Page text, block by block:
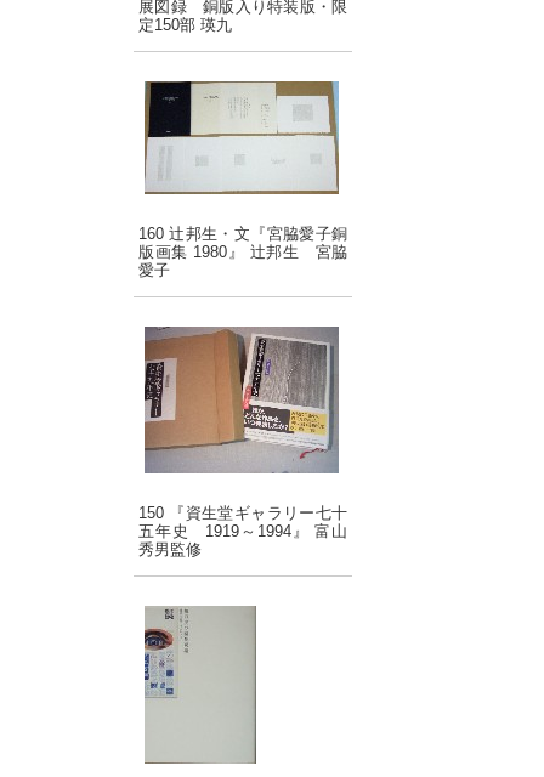
展図録 銅版入り特装版・限
定150部 瑛九
160 辻邦生・文『宮脇愛子銅
版画集 1980』 辻邦生 宮脇
愛子
150 『資生堂ギャラリー七十
五年史 1919～1994』 富山
秀男監修